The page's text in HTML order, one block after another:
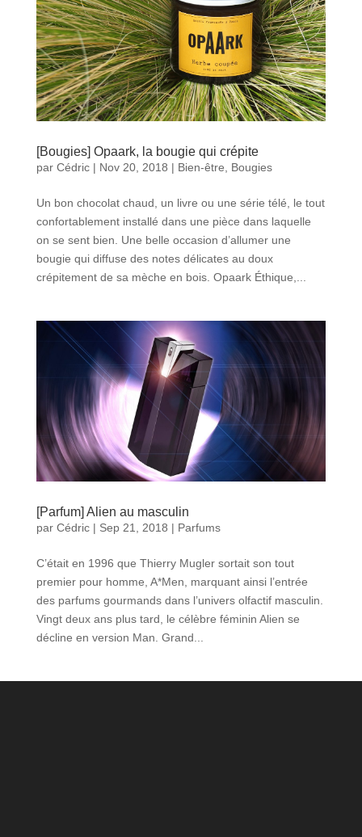
[Bougies] Opaark, la bougie qui crépite
par Cédric| Nov 20, 2018 | Bien-être Bougies
Un bon chocolat chaud, un livre ou une série télé, le tout
confortablement installé dans une pièce dans laquelle
on se sent bien. Une belle occasion d’allumer une
bougie qui diffuse des notes délicates au doux
crépitement de sa mèche en bois. Opaark Éthique,...
[Parfum] Alien au masculin
par Cédric| Sep 21, 2018 | Parfums
C’était en 1996 que Thierry Mugler sortait son tout
premier pour homme, A*Men, marquant ainsi l’entrée
des parfums gourmands dans l’univers olfactif masculin.
Vingt deux ans plus tard, le célèbre féminin Alien se
décline en version Man. Grand...